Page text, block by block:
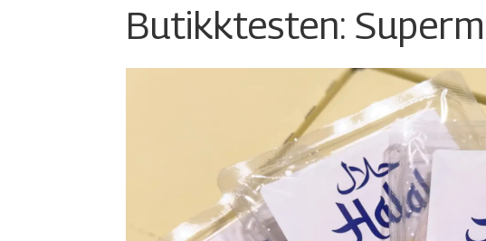
Butikktesten: